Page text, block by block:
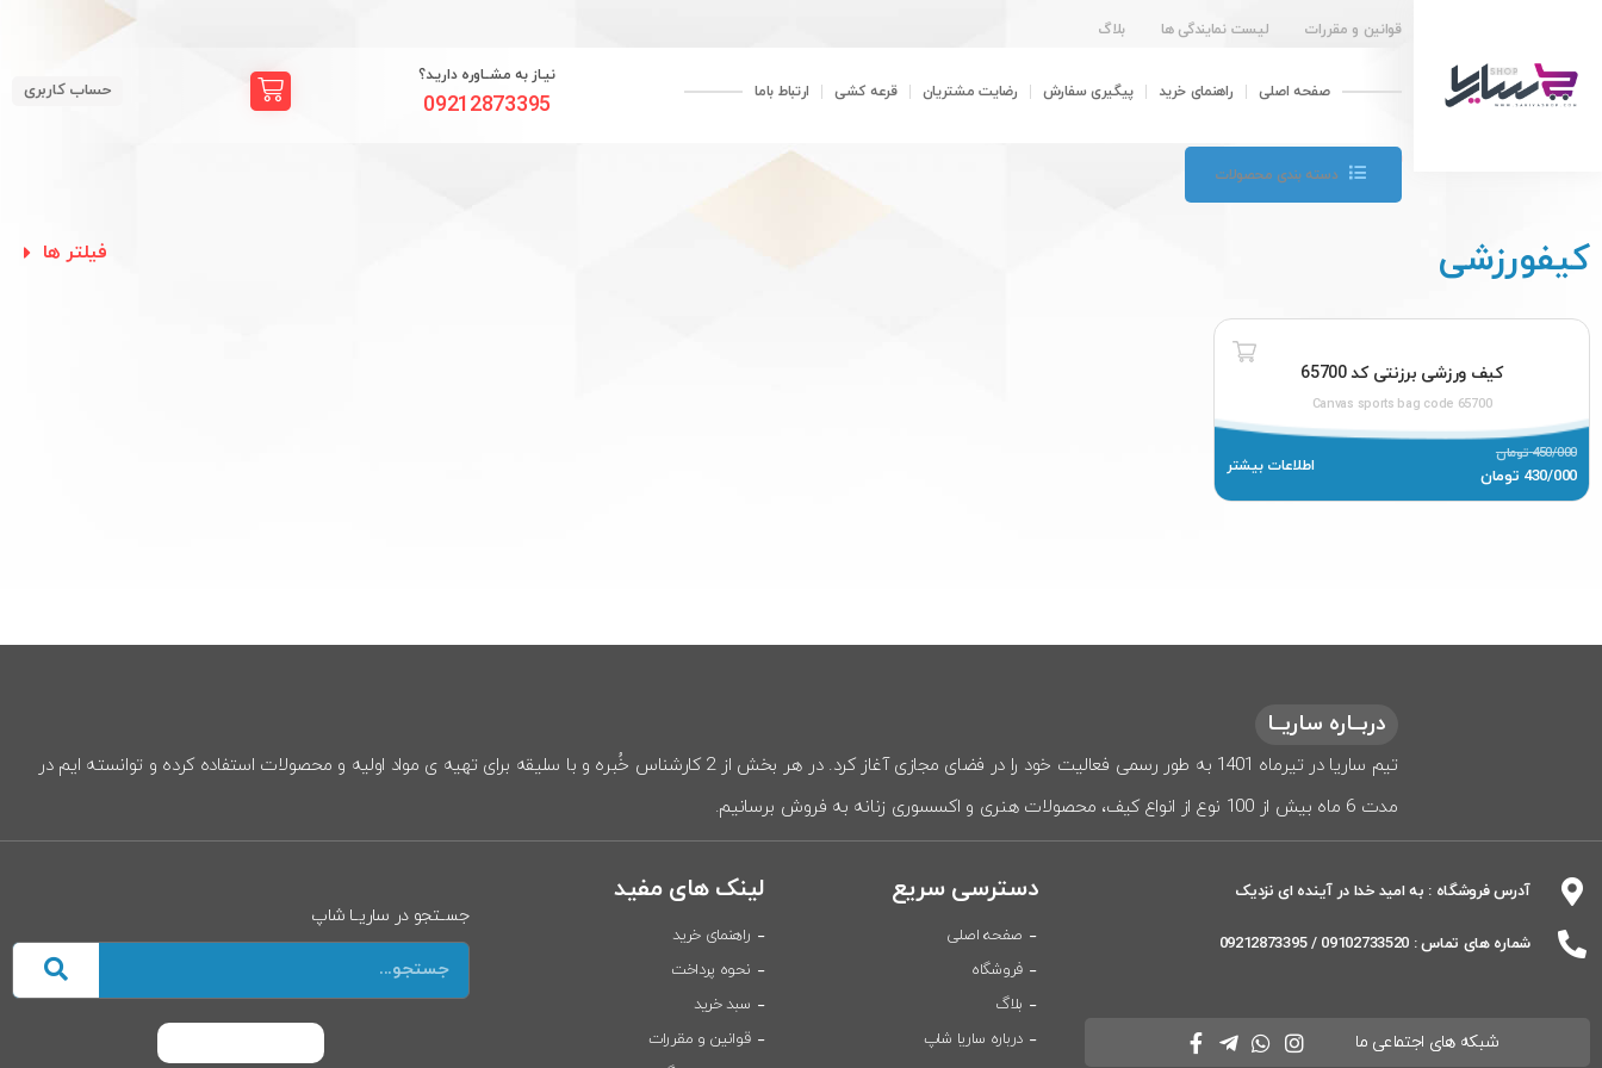
قوانین و مقررات لیست نمایندگی ها بلاگ
صفحه اصلی راهنمای خرید پیگیری سفارش رضایت مشتریان قرعه کشی ارتباط باما
نیـاز به مشــاوره داریـد؟
09212873395 حساب کاربری
دسته بندی محصولات
کیفورزشی فیلتر ها
کیف ورزشی برزنتی کد 65700
Canvas sports bag code 65700
450/000تومان
430/000 تومان اطلاعات بیشتر
دربــاره ساریــا
تیم ساریا در تیرماه 1401 به طور رسمی فعالیت خود را در فضای مجازی آغاز کرد. در هر بخش از 2 کارشناس خُبره و با سلیقه برای تهیه ی مواد اولیه و محصولات استفاده کرده و توانسته ایم در
مدت 6 ماه بیش از 100 نوع از انواع کیف، محصولات هنری و اکسسوری زنانه به فروش برسانیم.
آدرس فروشگاه : به امید خدا در آینده ای نزدیک
شماره های تماس : 09102733520 / 09212873395
شبکه های اجتماعی ما
دسترسی سریع
صفحه اصلی
فروشگاه
بلاگ
درباره ساریا شاپ
لینک های مفید
راهنمای خرید
نحوه پرداخت
سبد خرید
قوانین و مقررات
جســتجو در ساریــا شاپ